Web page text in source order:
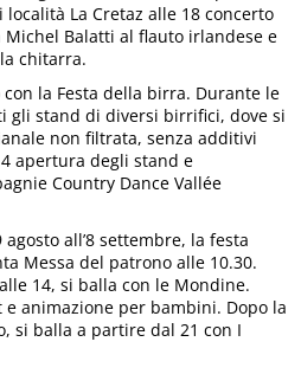
La Cretaz alle 18 concerto
Balatti al flauto irlandese e
chitarra.
con la Festa della birra. Durante le
gli stand di diversi birrifici, dove si
non filtrata, senza additivi
apertura degli stand e
Country Dance Vallée
agosto all’8 settembre, la festa
Messa del patrono alle 10.30.
14, si balla con le Mondine.
e animazione per bambini. Dopo la
si balla a partire dal 21 con I